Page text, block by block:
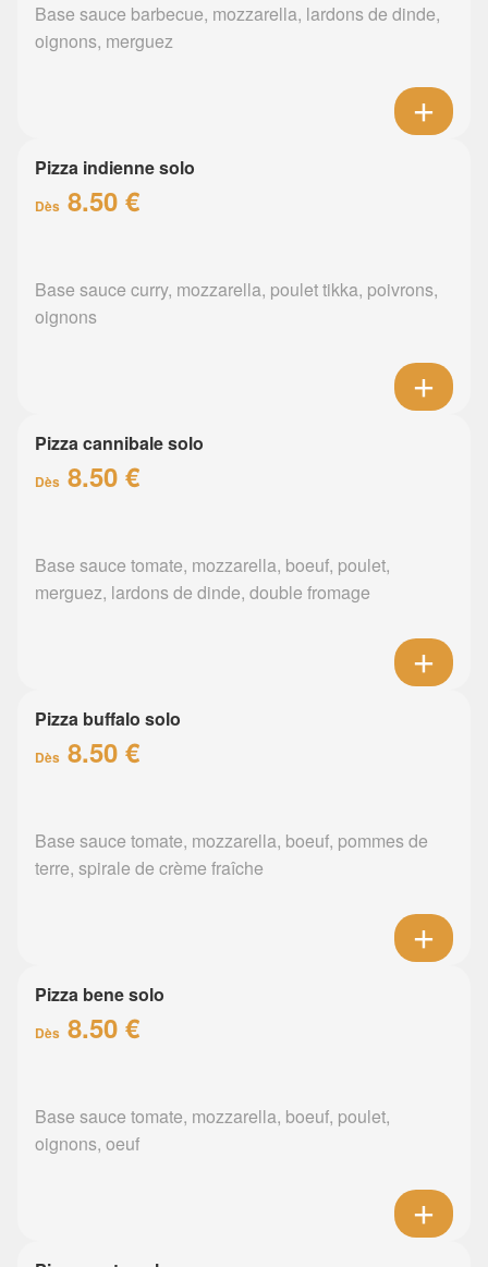
Base sauce barbecue, mozzarella, lardons de dinde,
oignons, merguez
Pizza indienne solo
Dès 8.50 €
Base sauce curry, mozzarella, poulet tikka, poivrons,
oignons
Pizza cannibale solo
Dès 8.50 €
Base sauce tomate, mozzarella, boeuf, poulet,
merguez, lardons de dinde, double fromage
Pizza buffalo solo
Dès 8.50 €
Base sauce tomate, mozzarella, boeuf, pommes de
terre, spirale de crème fraîche
Pizza bene solo
Dès 8.50 €
Base sauce tomate, mozzarella, boeuf, poulet,
oignons, oeuf